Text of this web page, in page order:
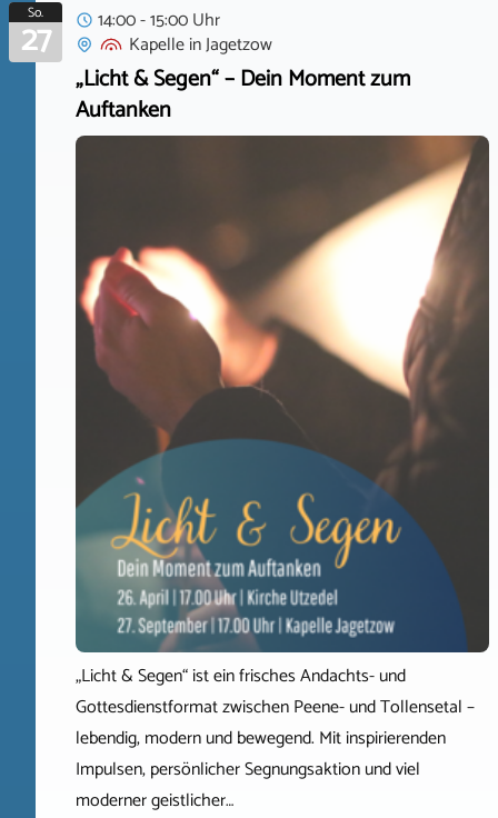
So.
27
14:00 - 15:00 Uhr
KapelleinJagetzow
„Licht & Segen“ – Dein Moment zum
Auftanken
„Licht & Segen“ ist ein frisches Andachts- und
Gottesdienstformat zwischen Peene- und Tollensetal –
lebendig, modern und bewegend. Mit inspirierenden
Impulsen, persönlicher Segnungsaktion und viel
moderner geistlicher…